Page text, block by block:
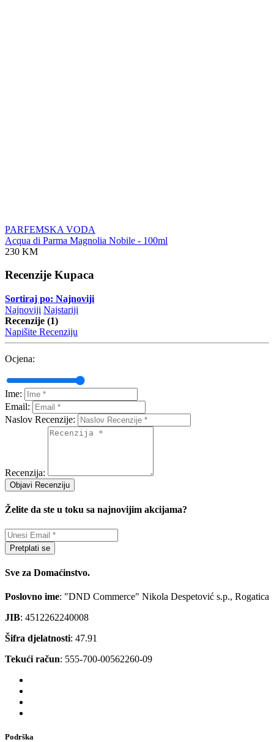
PARFEMSKA VODA
Acqua di Parma Magnolia Nobile - 100ml
230 KM
Recenzije Kupaca
Sortiraj po: Najnoviji
Najnoviji Najstariji
Recenzije (1)
Napišite Recenziju
Ocjena:
Ime:
Email:
Naslov Recenzije:
Recenzija:
Objavi Recenziju
Želite da ste u toku sa najnovijim akcijama?
Pretplati se
Sve za Domaćinstvo.
Poslovno ime: "DND Commerce" Nikola Despetović s.p., Rogatica
JIB: 4512262240008
Šifra djelatnosti: 47.91
Tekući račun: 555-700-00562260-09
Podrška